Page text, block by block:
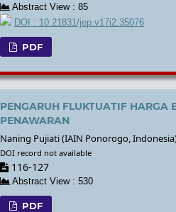
Abstract View : 85
DOI : 10.21831/jep.v17i2.35076
PDF
PENGARUH FLUKTUATIF
PENAWARAN
Naning Pujiati (IAIN Ponorogo,
DOI record not available
116-127
Abstract View : 530
PDF